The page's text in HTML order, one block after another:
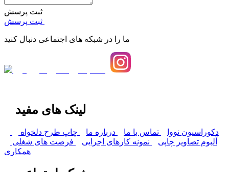
ثبت پرسش
ما را در شبکه های اجتماعی دنبال کنید
لینک های مفید
دکوراسیون نووا تماس با ما درباره ما
چاپ طرح دلخواه
آلبوم تصاویر چاپی
نمونه کارهای اجرایی
فرصت های شغلی
همکاری